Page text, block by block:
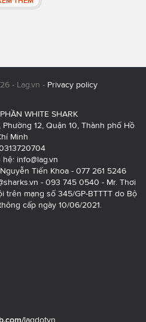
- Lag.vn - Privacy policy
WHITE SHARK
12, Quận 10, Thành phố Hồ
Minh
hệ: info@lag.vn
Tiến Khoa - 077 261 5246
- 093 745 0540 - Mr. Thơi
trên mạng số 345/GP-BTTTT do Bộ
cấp ngày 10/06/2021.
lagdotvn